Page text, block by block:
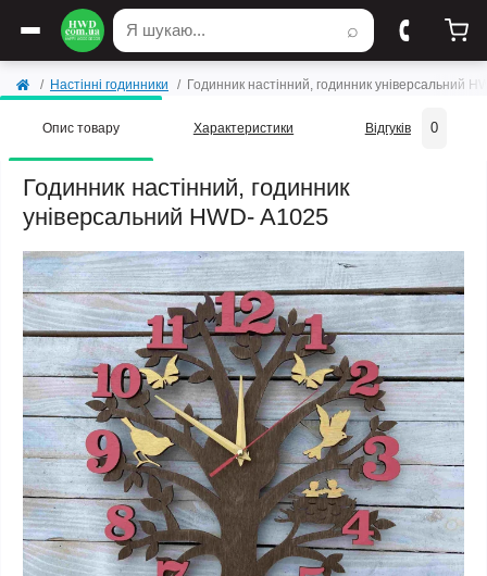
⌕
Настінні годинники Годинник настінний, годинник універсальний
Опис товару Характеристики Відгуків 0
Годинник настінний, годинник
універсальний HWD- A1025